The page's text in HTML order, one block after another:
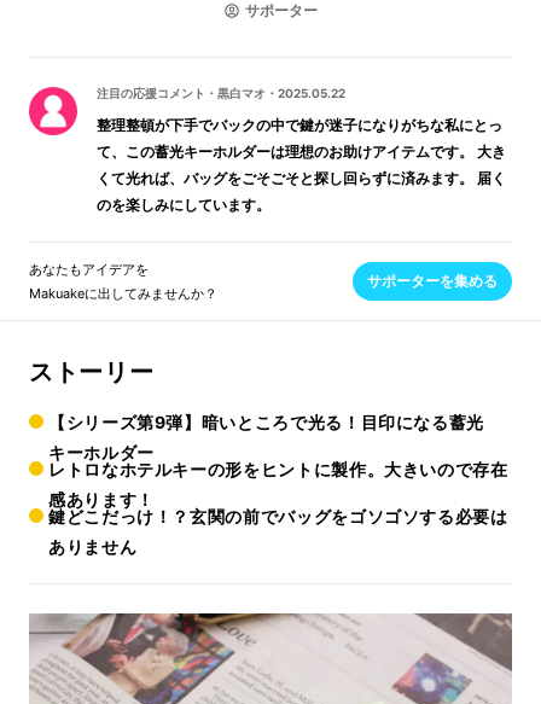
サポーター
注目の応援コメント ・ 黒白マオ ・ 2025.05.22
整理整頓が下手でバックの中で鍵が迷子になりがちな私にとっ
て、この蓄光キーホルダーは理想のお助けアイテムです。 大き
くて光れば、バッグをごそごそと探し回らずに済みます。 届く
のを楽しみにしています。
あなたもアイデアを
Makuakeに出してみませんか？
サポーターを集める
ストーリー
【シリーズ第9弾】暗いところで光る！目印になる蓄光
キーホルダー
レトロなホテルキーの形をヒントに製作。大きいので存在
感あります！
鍵どこだっけ！？玄関の前でバッグをゴソゴソする必要は
ありません